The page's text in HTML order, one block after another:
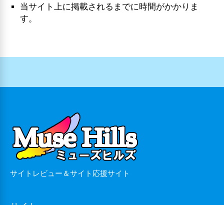
当サイト上に掲載されるまでに時間がかかりま
す。
サイトレビュー＆サイト応援サイト